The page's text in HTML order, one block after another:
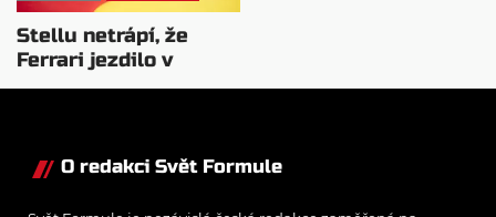
Stellu netrápí, že
Ferrari jezdilo v
Madridu: Bylo to
O redakci Svět Formule